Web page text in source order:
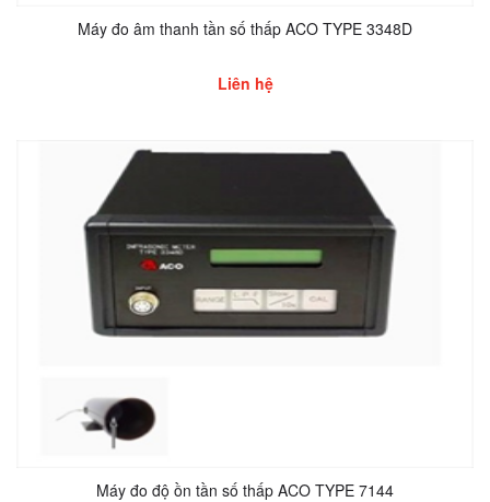
Máy đo âm thanh tần số thấp ACO TYPE 3348D
Liên hệ
Máy đo độ ồn tần số thấp ACO TYPE 7144